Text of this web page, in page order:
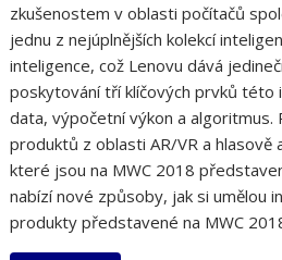
zkušenostem v oblasti počítačů
jednu z nejúplnějších kolekcí
inteligence, což Lenovu dává
poskytování tří klíčových prvků této
data, výpočetní výkon a
produktů z oblasti AR/VR a hlasově
které jsou na MWC 2018
nabízí nové způsoby, jak si umělou
produkty představené na MWC